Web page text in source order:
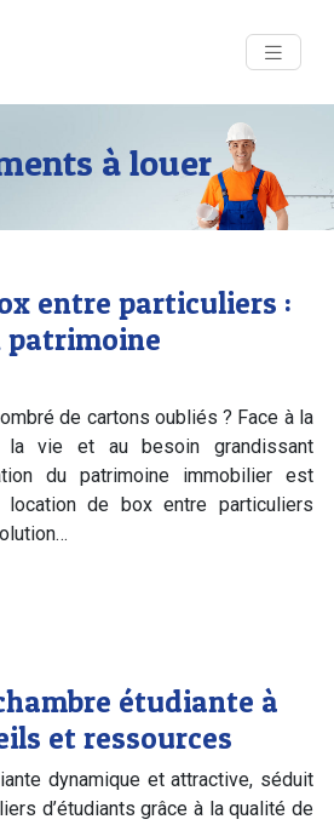
à louer
entre particuliers :
patrimoine
de cartons oubliés ? Face à la
vie et au besoin grandissant
du patrimoine immobilier est
location de box entre particuliers
étudiante à
et ressources
dynamique et attractive, séduit
d’étudiants grâce à la qualité de